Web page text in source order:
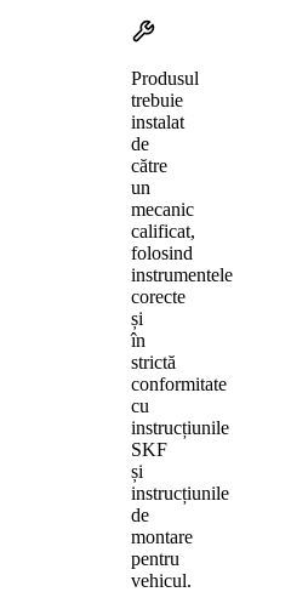
Produsul
trebuie
instalat
de
către
un
mecanic
calificat,
folosind
instrumentele
corecte
și
în
strictă
conformitate
cu
instrucțiunile
SKF
și
instrucțiunile
de
montare
pentru
vehicul.